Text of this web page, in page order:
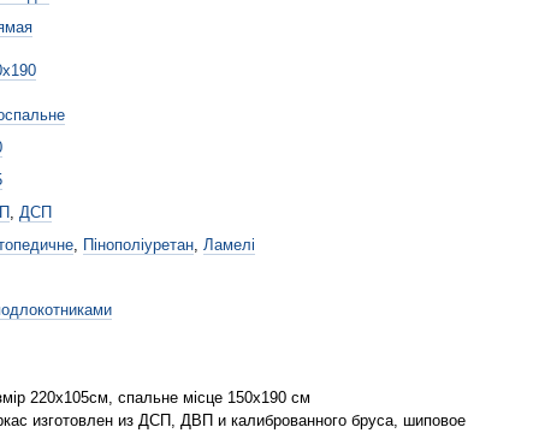
, ДСП
, Пінополіуретан, Ламелі
220х105см, спальне місце 150х190 см
изготовлен из ДСП, ДВП и калиброванного бруса, шиповое